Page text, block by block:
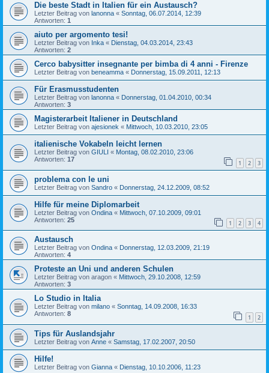
Die beste Stadt in Italien für ein Austausch?
Letzter Beitrag von lanonna « Sonntag, 06.07.2014, 12:39
Antworten: 1
aiuto per argomento tesi!
Letzter Beitrag von Inka « Dienstag, 04.03.2014, 23:43
Antworten: 2
Cerco babysitter insegnante per bimba di 4 anni - Firenze
Letzter Beitrag von beneamma « Donnerstag, 15.09.2011, 12:13
Für Erasmusstudenten
Letzter Beitrag von lanonna « Donnerstag, 01.04.2010, 00:34
Antworten: 3
Magisterarbeit Italiener in Deutschland
Letzter Beitrag von ajesionek « Mittwoch, 10.03.2010, 23:05
italienische Vokabeln leicht lernen
Letzter Beitrag von GIULI « Montag, 08.02.2010, 23:06
Antworten: 17 1 2 3
problema con le uni
Letzter Beitrag von Sandro « Donnerstag, 24.12.2009, 08:52
Hilfe für meine Diplomarbeit
Letzter Beitrag von Ondina « Mittwoch, 07.10.2009, 09:01
Antworten: 25 1 2 3 4
Austausch
Letzter Beitrag von Ondina « Donnerstag, 12.03.2009, 21:19
Antworten: 4
Proteste an Uni und anderen Schulen
Letzter Beitrag von aragon « Mittwoch, 29.10.2008, 12:59
Antworten: 3
Lo Studio in Italia
Letzter Beitrag von milano « Sonntag, 14.09.2008, 16:33
Antworten: 8 1 2
Tips für Auslandsjahr
Letzter Beitrag von Anne « Samstag, 17.02.2007, 20:50
Hilfe!
Letzter Beitrag von Gianna « Dienstag, 10.10.2006, 11:23